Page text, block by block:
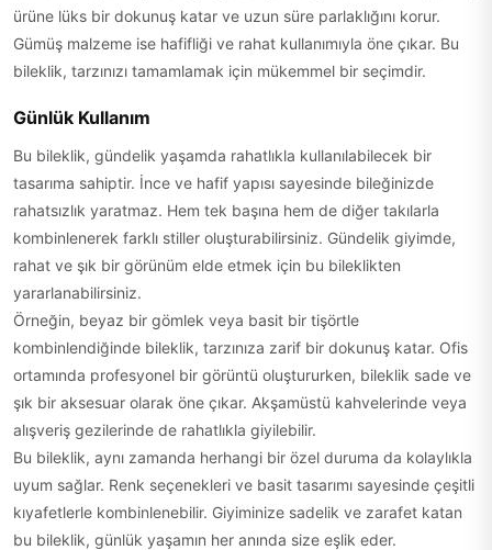
ürüne lüks bir dokunuş katar ve uzun süre parlaklığını korur.
Gümüş malzeme ise hafifliği ve rahat kullanımıyla öne çıkar. Bu
bileklik, tarzınızı tamamlamak için mükemmel bir seçimdir.
Günlük Kullanım
Bu bileklik, gündelik yaşamda rahatlıkla kullanılabilecek bir
tasarıma sahiptir. İnce ve hafif yapısı sayesinde bileğinizde
rahatsızlık yaratmaz. Hem tek başına hem de diğer takılarla
kombinlenerek farklı stiller oluşturabilirsiniz. Gündelik giyimde,
rahat ve şık bir görünüm elde etmek için bu bileklikten
yararlanabilirsiniz.
Örneğin, beyaz bir gömlek veya basit bir tişörtle
kombinlendiğinde bileklik, tarzınıza zarif bir dokunuş katar. Ofis
ortamında profesyonel bir görüntü oluştururken, bileklik sade ve
şık bir aksesuar olarak öne çıkar. Akşamüstü kahvelerinde veya
alışveriş gezilerinde de rahatlıkla giyilebilir.
Bu bileklik, aynı zamanda herhangi bir özel duruma da kolaylıkla
uyum sağlar. Renk seçenekleri ve basit tasarımı sayesinde çeşitli
kıyafetlerle kombinlenebilir. Giyiminize sadelik ve zarafet katan
bu bileklik, günlük yaşamın her anında size eşlik eder.